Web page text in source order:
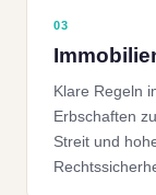
03
Klare Regeln
Erbschaften
Streit und